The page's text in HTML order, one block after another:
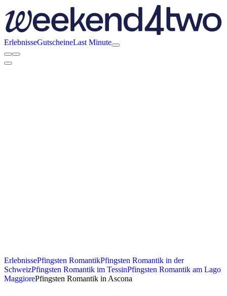
ErlebnisseGutscheineLast Minute
ErlebnissePfingsten RomantikPfingsten Romantik in der
SchweizPfingsten Romantik im TessinPfingsten Romantik am Lago
MaggiorePfingsten Romantik in Ascona